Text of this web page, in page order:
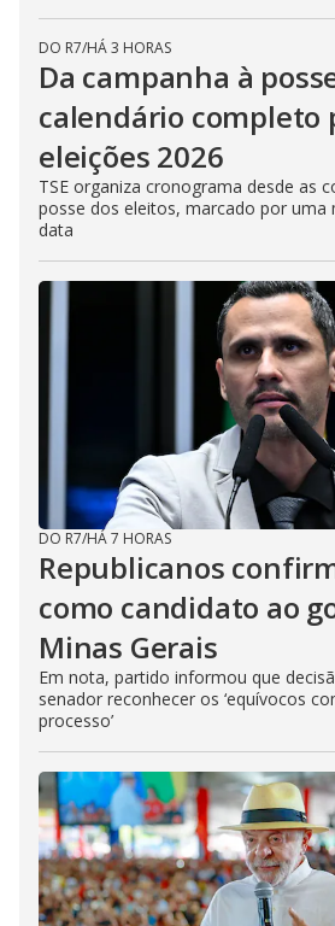
DO R7/HÁ 3 HORAS
Da campanha à
calendário completo
eleições 2026
TSE organiza cronograma desde as
posse dos eleitos, marcado por uma
data
DO R7/HÁ 7 HORAS
Republicanos
como candidato ao
Minas Gerais
Em nota, partido informou que
senador reconhecer os ‘equívocos
processo’